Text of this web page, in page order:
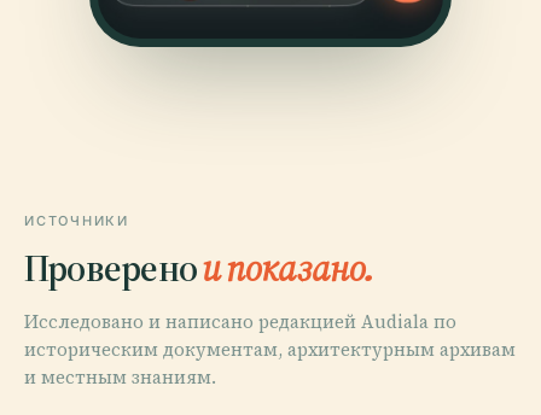
ИСТОЧНИКИ
Проверенои показано.
Исследовано и написано редакцией Audiala по
историческим документам, архитектурным архивам
и местным знаниям.